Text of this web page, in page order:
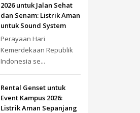
2026 untuk Jalan Sehat
dan Senam: Listrik Aman
untuk Sound System
Perayaan Hari
Kemerdekaan Republik
Indonesia se...
Rental Genset untuk
Event Kampus 2026:
Listrik Aman Sepanjang